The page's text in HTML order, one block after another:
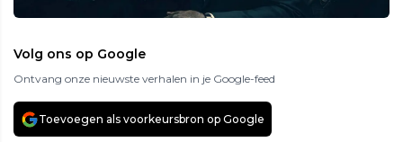
Volg ons op Google
Ontvang onze nieuwste verhalen in je Google-feed
Toevoegen als voorkeursbron op Google